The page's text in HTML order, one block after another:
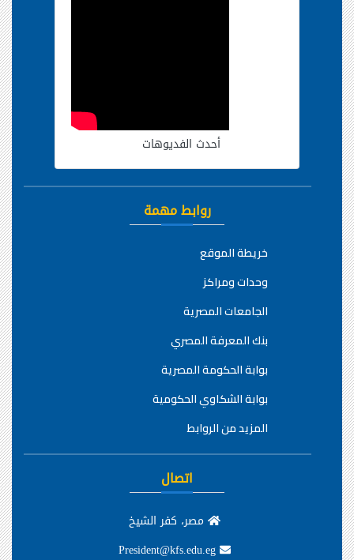
أحدث الفديوهات
روابط مهمة
خريطة الموقع
وحدات ومراكز
الجامعات المصرية
بنك المعرفة المصري
بوابة الحكومة المصرية
بوابة الشكاوي الحكومية
المزيد من الروابط
اتصال
مصر، كفر الشيخ